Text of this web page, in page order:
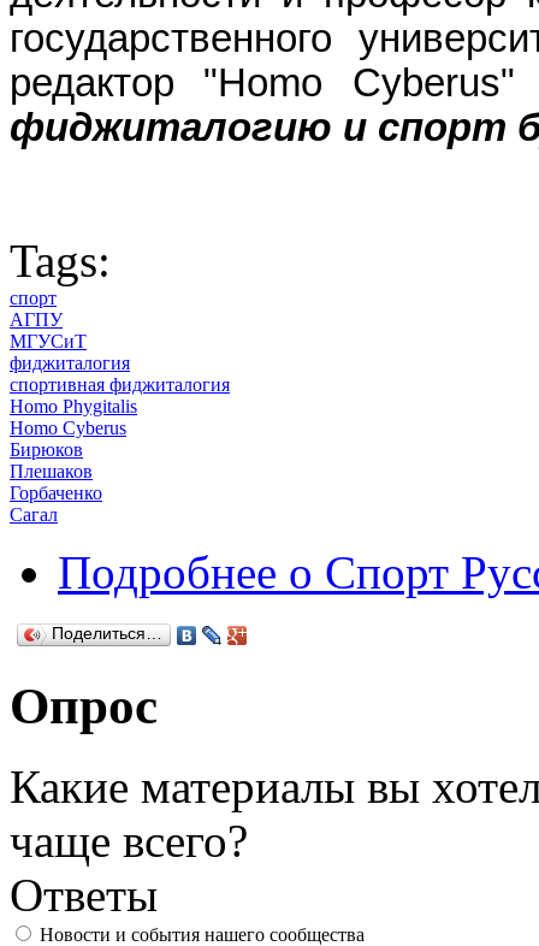
государственного
редактор "Homo
фиджиталогию и спорт
Tags:
спорт
АГПУ
МГУСиТ
фиджиталогия
спортивная фиджиталогия
Homo Phygitalis
Homo Cyberus
Бирюков
Плешаков
Горбаченко
Сагал
Подробнее о Спорт
Поделиться…
Опрос
Какие материалы вы
чаще всего?
Ответы
Новости и события нашего сообщества